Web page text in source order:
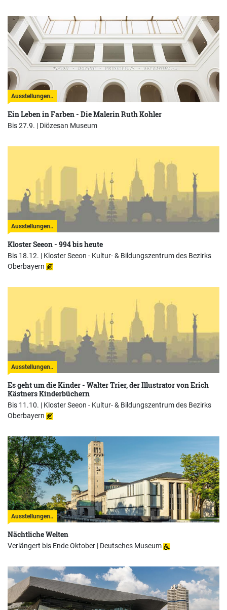
Ausstellungen..
Ein Leben in Farben - Die Malerin Ruth Kohler
Bis 27.9. | Diözesan Museum
Ausstellungen..
Kloster Seeon - 994 bis heute
Bis 18.12. | Kloster Seeon - Kultur- & Bildungszentrum des Bezirks
Oberbayern
Ausstellungen..
Es geht um die Kinder - Walter Trier, der Illustrator von Erich
Kästners Kinderbüchern
Bis 11.10. | Kloster Seeon - Kultur- & Bildungszentrum des Bezirks
Oberbayern
Ausstellungen..
Nächtliche Welten
Verlängert bis Ende Oktober | Deutsches Museum